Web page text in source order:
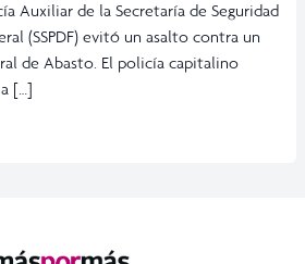
Auxiliar de la Secretaría de Seguridad
(SSPDF) evitó un asalto contra un
de Abasto. El policía capitalino
[…]